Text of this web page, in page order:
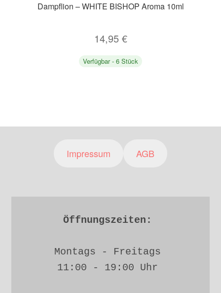
Dampflion – WHITE BISHOP Aroma 10ml
14,95 €
Verfügbar - 6 Stück
Impressum AGB
Öffnungszeiten:
Montags - Freitags
11:00 - 19:00 Uhr